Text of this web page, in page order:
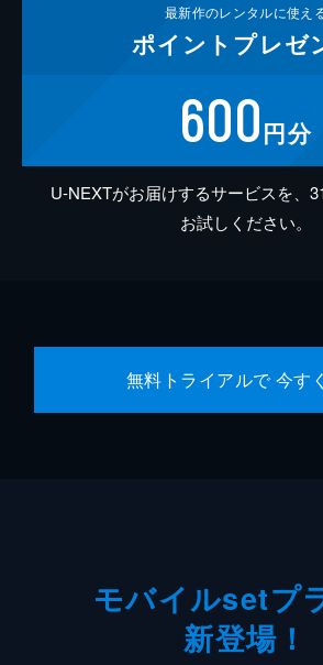
最新作のレンタルに使え
ポイント プレゼ
600円分
U-NEXTがお届けするサービスを、
お試しください。
無料トライアルで 今す
モバイルsetプ
新登場！